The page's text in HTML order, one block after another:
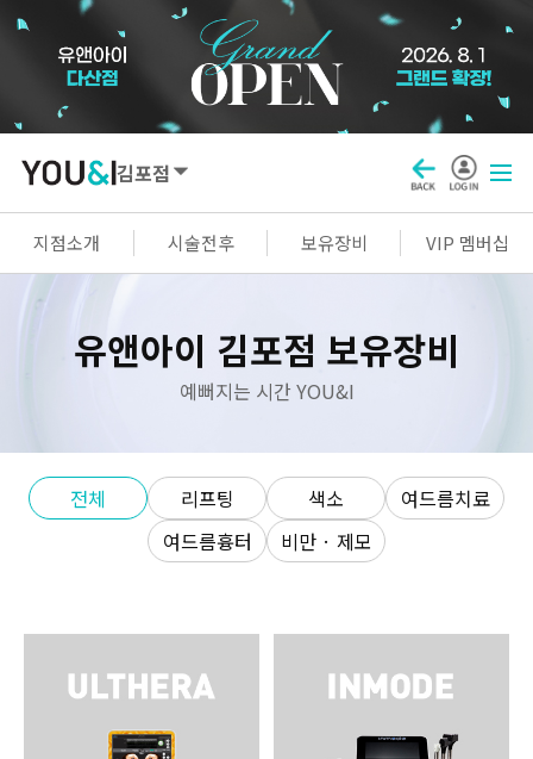
김포점
지점소개 시술전후 보유장비 VIP 멤버십
SEOUL
명동점 홍대신촌점 영등포점 마곡점
구로점 여의도점
GYEONGGI / INCHEON
판교점 광교점
안양점 부평점 안산점 의정부점
유앤아이 김포점 보유장비
예뻐지는 시간 YOU&I
전체 리프팅 색소
여드름치료
여드름흉터
비만 · 제모